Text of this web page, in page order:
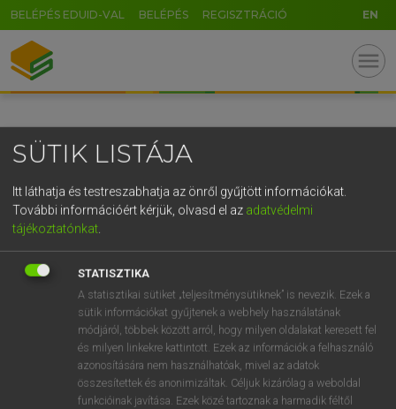
BELÉPÉS EDUID-VAL BELÉPÉS REGISZTRÁCIÓ EN
menu
SÜTIK LISTÁJA
Itt láthatja és testreszabhatja az önről gyűjtött információkat.
További információért kérjük, olvasd el az adatvédelmi
tájékoztatónkat
STATISZTIKA
A statisztikai sütiket „teljesítménysütiknek” is nevezik. Ezek a
sütik információkat gyűjtenek a webhely használatának
módjáról, többek között arról, hogy milyen oldalakat keresett fel
és milyen linkekre kattintott. Ezek az információk a felhasználó
azonosítására nem használhatóak, mivel az adatok
összesítettek és anonimizáltak. Céljuk kizárólag a weboldal
funkcióinak javítása. Ezek közé tartoznak a harmadik féltől
GR
5
g h k l
v b n m , . - AltGr